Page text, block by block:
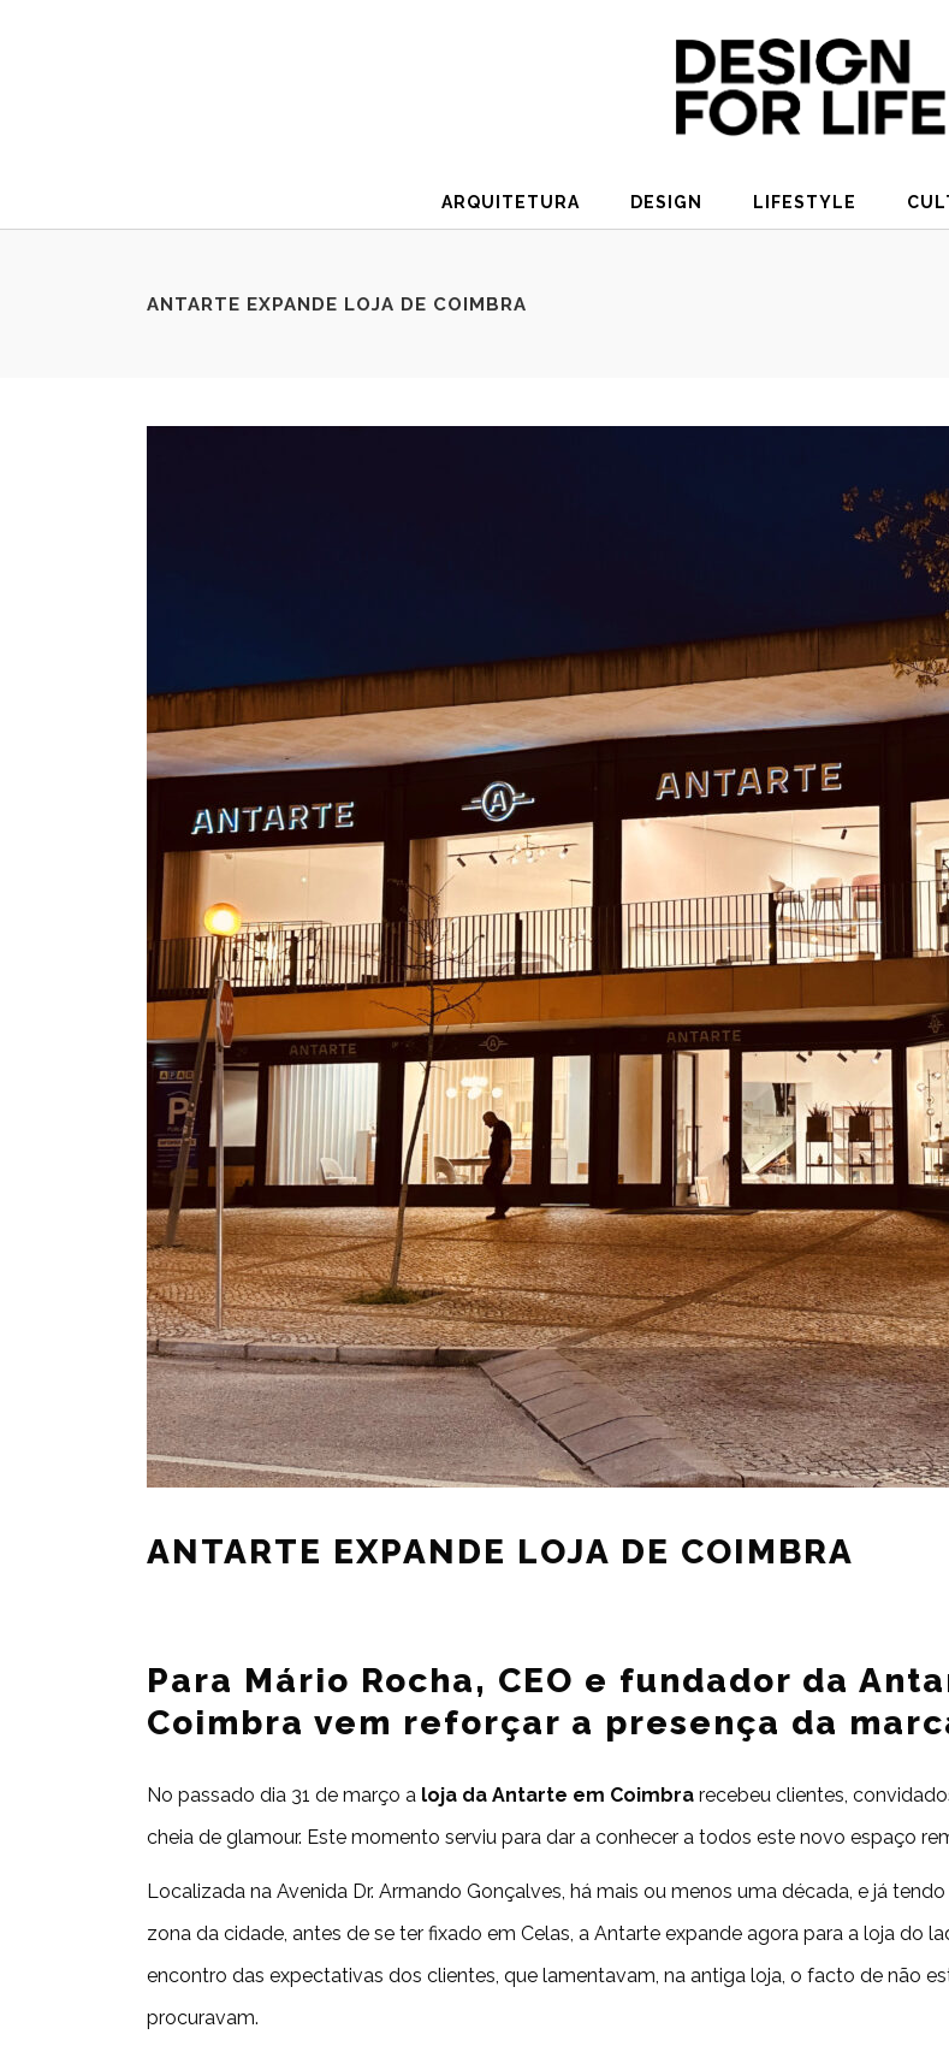
ARQUITETURA DESIGN LIFESTYLE
ANTARTE EXPANDE LOJA DE COIMBRA
ANTARTE EXPANDE LOJA DE COIMBRA
Para Mário Rocha, CEO e fundador da
Coimbra vem reforçar a presença da
No passado dia 31 de março a loja da Antarte em Coimbra recebeu clientes,
cheia de glamour. Este momento serviu para dar a conhecer a todos este novo espaço
Localizada na Avenida Dr. Armando Gonçalves, há mais ou menos uma década, e já
zona da cidade, antes de se ter fixado em Celas, a Antarte expande agora para a loja do
encontro das expectativas dos clientes, que lamentavam, na antiga loja, o facto de não
procuravam.